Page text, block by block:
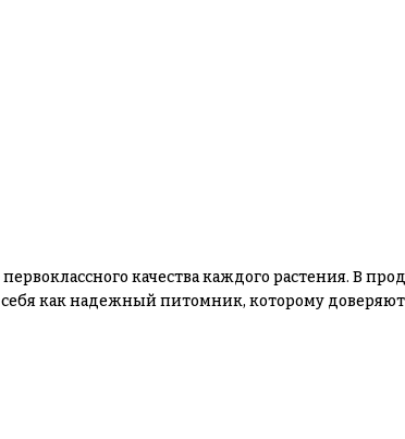
качества каждого растения. В
себя как надежный питомник, которому